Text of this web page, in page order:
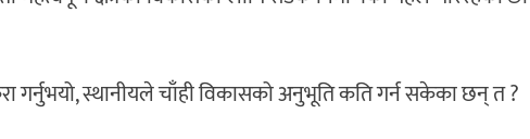
गर्नुभयो, स्थानीयले चाँही विकासको अनुभूति कति गर्न सकेका छन् त ?